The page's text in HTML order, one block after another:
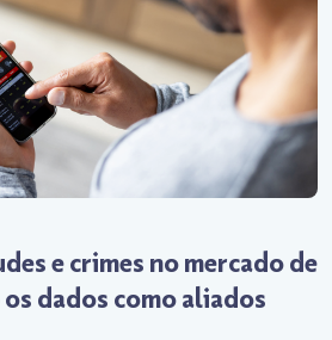
e crimes no mercado de
dados como aliados